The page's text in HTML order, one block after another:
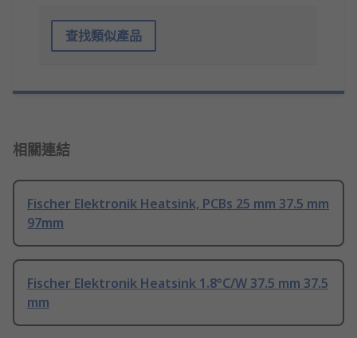
查找類似產品
相關連結
Fischer Elektronik Heatsink, PCBs 25 mm 37.5 mm
97mm
Fischer Elektronik Heatsink 1.8°C/W 37.5 mm 37.5
mm